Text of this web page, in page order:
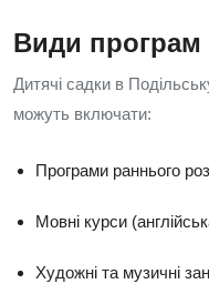
Види програм
Дитячі садки в
можуть включати:
Програми раннього
Мовні курси
Художні та музичні